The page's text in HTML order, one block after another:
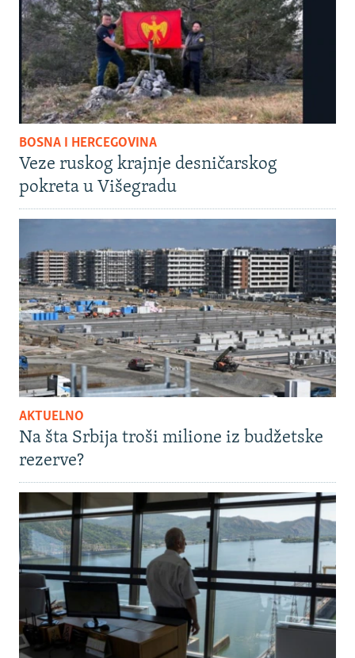
BOSNA I HERCEGOVINA
Veze ruskog krajnje desničarskog
pokreta u Višegradu
AKTUELNO
Na šta Srbija troši milione iz budžetske
rezerve?